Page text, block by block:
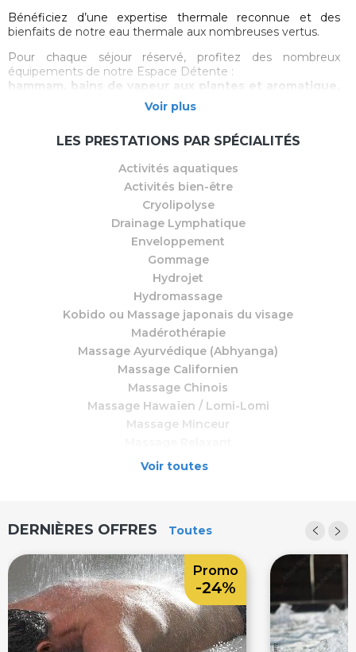
Bénéficiez d’une expertise thermale reconnue et des
bienfaits de notre eau thermale aux nombreuses vertus.
Pour chaque séjour réservé, profitez des nombreux
équipements de notre Espace Détente :
hammam, bains de vapeur aux plantes et aromatique,
salon divana, douches expérimentales, sauna,
douches glacées et fontaine de givre, jacuzzis en
Et de notreEspace Aquatique: couloir de nage de 25 m,
Voir plus
LES PRESTATIONS PAR SPÉCIALITÉS
Activités aquatiques
Activités bien-être
Cryolipolyse
Drainage Lymphatique
Enveloppement
Gommage
Hydrojet
Hydromassage
Kobido ou Massage japonais du visage
Madérothérapie
Massage Ayurvédique (Abhyanga)
Massage Californien
Massage Chinois
Massage Hawaïen / Lomi-Lomi
Massage Minceur
Massage bien-être
Photobiomodulation
Pressothérapie
Réflexologie Plantaire
Soin Visage
Soin Visage Homme
Soin du visage peau sensible
Soins Homme
Voir toutes
DERNIÈRES OFFRES Toutes
Promo
-24%